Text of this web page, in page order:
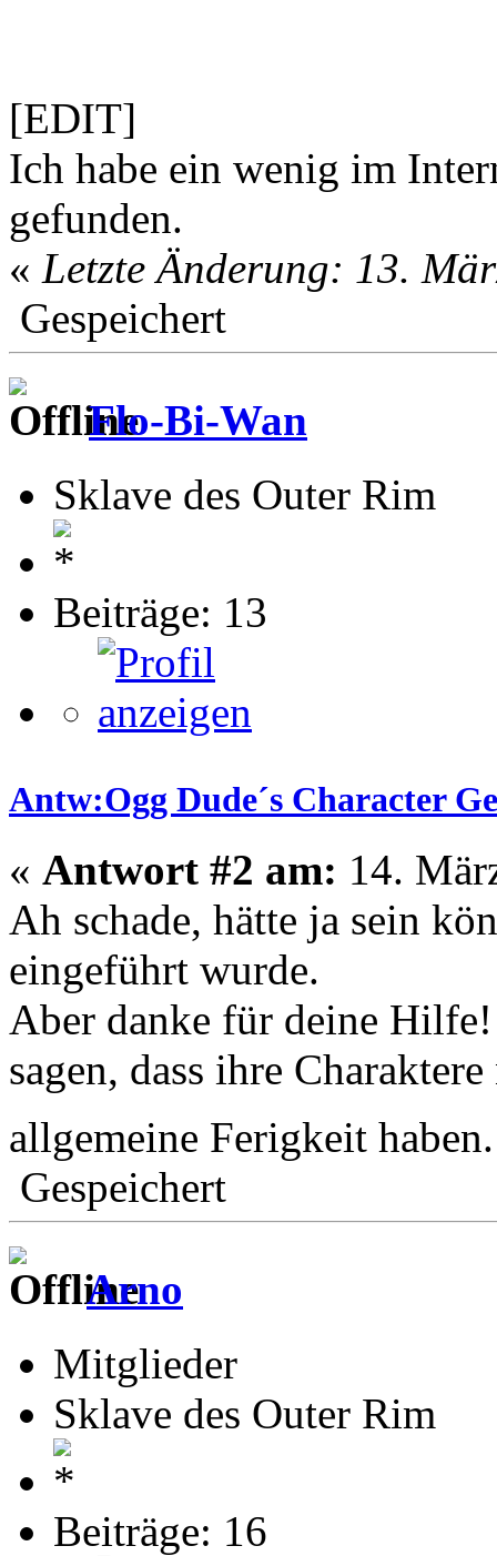
[EDIT]
Ich habe ein wenig im
gefunden.
« Letzte Änderung: 13.
Gespeichert
Flo-Bi-Wan
Sklave des Outer Rim
Beiträge: 13
Antw:Ogg Dude´s Character
« Antwort #2 am: 14.
Ah schade, hätte ja sein
eingeführt wurde.
Aber danke für deine
sagen, dass ihre
allgemeine Ferigkeit
Gespeichert
Arno
Mitglieder
Sklave des Outer Rim
Beiträge: 16